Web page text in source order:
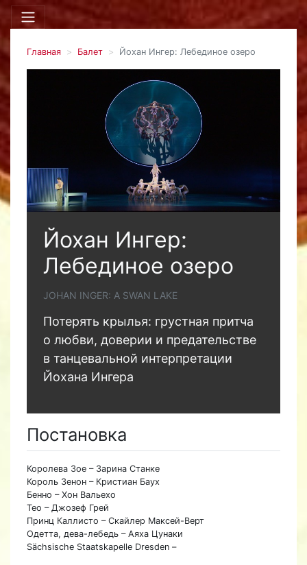
Главная Балет Йохан Ингер: Лебединое озеро
Йохан Ингер:
Лебединое озеро
JOHAN INGER: A SWAN LAKE
Потерять крылья: грустная притча
о любви, доверии и предательстве
в танцевальной интерпретации
Йохана Ингера
Постановка
Королева Зое – Зарина Станке
Король Зенон – Кристиан Баух
Бенно – Хон Вальехо
Тео – Джозеф Грей
Принц Каллисто – Скайлер Максей-Верт
Одетта, дева-лебедь – Аяха Цунаки
Sächsische Staatskapelle Dresden –